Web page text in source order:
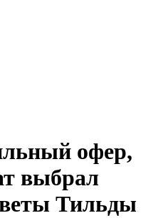
офер,
выбрал
Тильды